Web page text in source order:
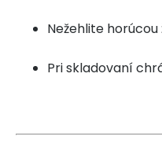
Nežehlite
Pri skladovaní